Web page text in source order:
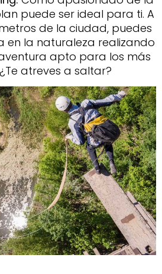
puede ser ideal para ti. A
de la ciudad, puedes
en la naturaleza realizando
apto para los más
atreves a saltar?